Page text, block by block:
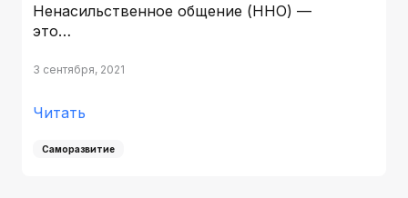
Ненасильственное общение (ННО) —
это…
3 сентября, 2021
Читать
Саморазвитие